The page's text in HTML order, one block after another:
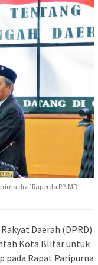
draf Raperda RPJMD
Daerah (DPRD)
Kota Blitar untuk
pada Rapat Paripurna